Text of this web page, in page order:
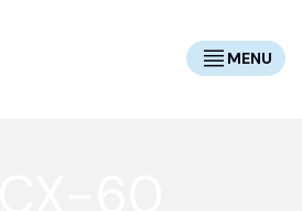
MENU